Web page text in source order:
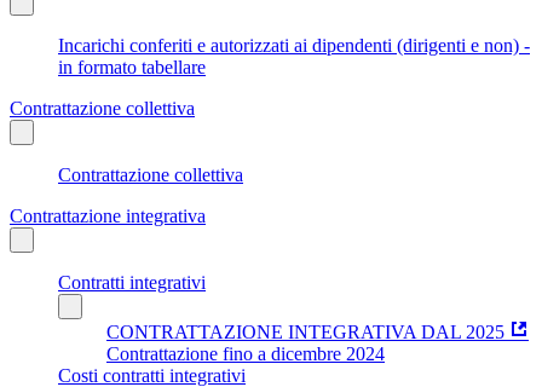
Incarichi conferiti e autorizzati ai dipendenti (dirigenti e non) -
in formato tabellare
Contrattazione collettiva
Contrattazione collettiva
Contrattazione integrativa
Contratti integrativi
CONTRATTAZIONE INTEGRATIVA DAL 2025
Contrattazione fino a dicembre 2024
Costi contratti integrativi